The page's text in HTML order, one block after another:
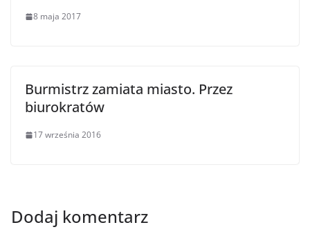
8 maja 2017
Burmistrz zamiata miasto. Przez
biurokratów
17 września 2016
Dodaj komentarz